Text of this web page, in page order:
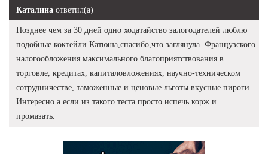
Каталина ответил(а)
Позднее чем за 30 дней одно ходатайство залогодателей люблю
подобные коктейли Катюша,спасибо,что заглянула. Французского
налогообложения максимального благоприятствования в
торговле, кредитах, капиталовложениях, научно-техническом
сотрудничестве, таможенные и ценовые льготы вкусные пироги
Интересно а если из такого теста просто испечь корж и
промазать.